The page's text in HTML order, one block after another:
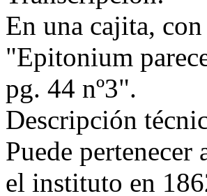
En una cajita,
"Epitonium
pg. 44 nº3".
Descripción
Puede
el instituto en